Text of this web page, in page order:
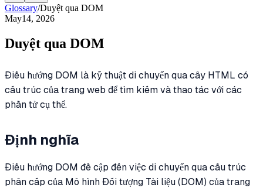
Glossary/Duyệt qua DOM
May14, 2026
Duyệt qua DOM
Điều hướng DOM là kỹ thuật di chuyển qua cây HTML có
cấu trúc của trang web để tìm kiếm và thao tác với các
phần tử cụ thể.
Định nghĩa
Điều hướng DOM đề cập đến việc di chuyển qua cấu trúc
phân cấp của Mô hình Đối tượng Tài liệu (DOM) của trang